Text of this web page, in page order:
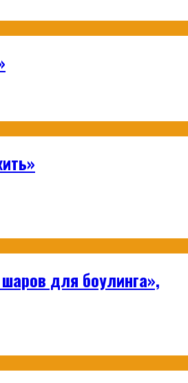
для боулинга»,